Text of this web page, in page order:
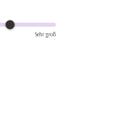
Sehr groß